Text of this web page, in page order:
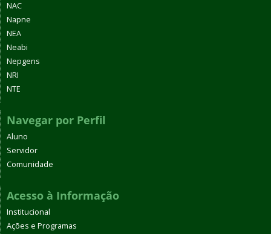
NAC
Napne
NEA
Neabi
Nepgens
NRI
NTE
Navegar por Perfil
Aluno
Servidor
Comunidade
Acesso à Informação
Institucional
Ações e Programas